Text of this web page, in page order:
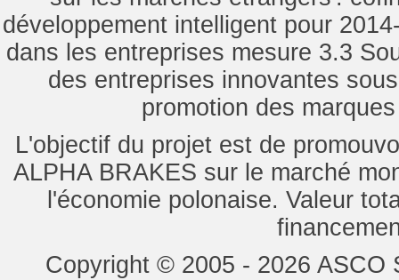
développement intelligent pour
dans les entreprises mesure 3.3
des entreprises innovantes
promotion des
L'objectif du projet est de
ALPHA BRAKES sur le marché
l'économie polonaise. Valeur
Copyright © 2005 - 2026